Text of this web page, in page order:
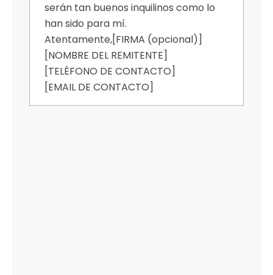
serán tan buenos inquilinos como lo
han sido para mí.
Atentamente,[FIRMA (opcional)]
[NOMBRE DEL REMITENTE]
[TELÉFONO DE CONTACTO]
[EMAIL DE CONTACTO]